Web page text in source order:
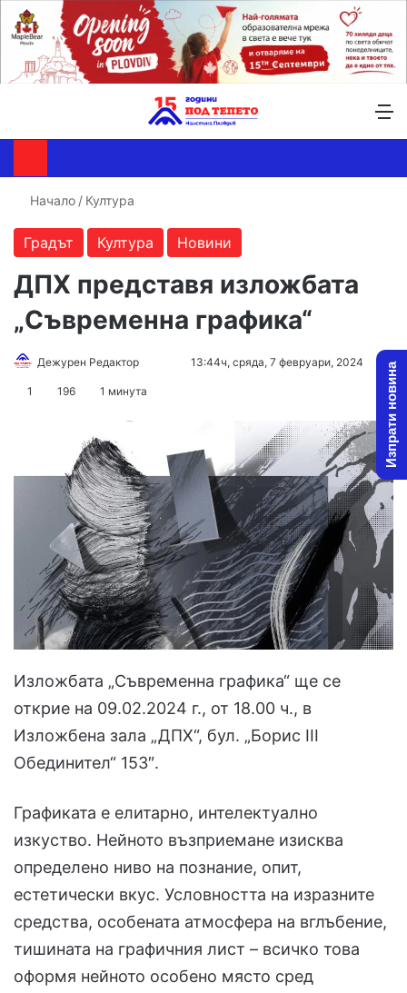
Начало / Култура
Градът Култура Новини
ДПХ представя изложбата
„Съвременна графика“
Дежурен Редактор
Send13:44ч, сряда, 7 февруари, 2024
1 196 1 минута
Изложбата „Съвременна графика“ ще се
открие на 09.02.2024 г., от 18.00 ч., в
Изложбена зала „ДПХ“, бул. „Борис III
Обединител“ 153″.
Графиката е елитарно, интелектуално
изкуство. Нейното възприемане изисква
определено ниво на познание, опит,
естетически вкус. Условността на изразните
средства, особената атмосфера на вглъбение,
тишината на графичния лист – всичко това
оформя нейното особено място сред
Изпрати новина